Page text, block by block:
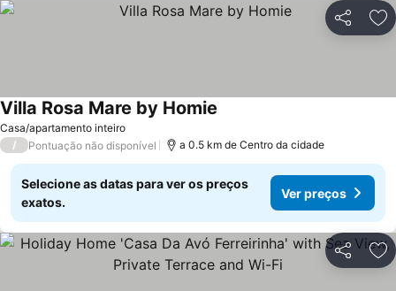
Partilhar
Casa/apartamento inteiro
Villa Rosa Mare by Homie
/ Pontuação não disponível a 0.5 km de Centro da cidade
Selecione as datas para ver os preços
exatos.
Ver preços
Partilhar